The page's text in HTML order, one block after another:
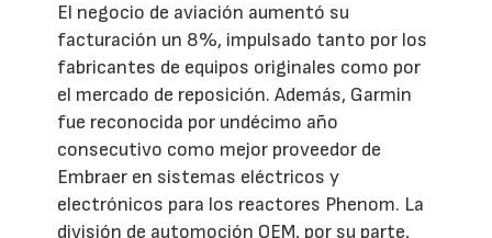
El negocio de aviación aumentó su
facturación un 8%, impulsado tanto por los
fabricantes de equipos originales como por
el mercado de reposición. Además, Garmin
fue reconocida por undécimo año
consecutivo como mejor proveedor de
Embraer en sistemas eléctricos y
electrónicos para los reactores Phenom. La
división de automoción OEM, por su parte,